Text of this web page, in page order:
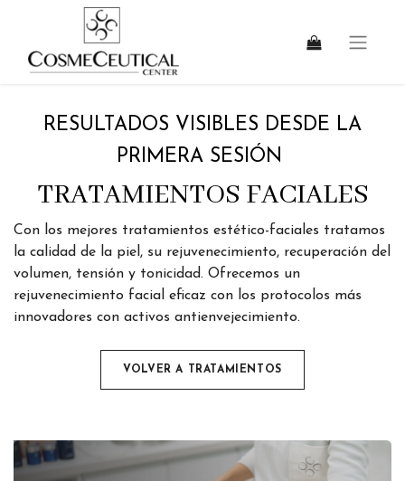
RESULTADOS VISIBLES DESDE LA
PRIMERA SESIÓN
TRATAMIENTOS FACIALES
Con los mejores tratamientos estético-faciales tratamos
la calidad de la piel, su rejuvenecimiento, recuperación del
volumen, tensión y tonicidad. Ofrecemos un
rejuvenecimiento facial eficaz con los protocolos más
innovadores con activos antienvejecimiento.
VOLVER A TRATAM​​IENTOS